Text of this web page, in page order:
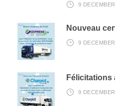
9
Nouveau
9
Félicitations
9